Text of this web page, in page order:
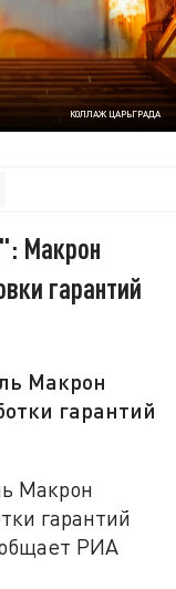
КОЛЛАЖ ЦАРЬГРАДА
Макрон
гарантий
Макрон
гарантий
Макрон
гарантий
РИА